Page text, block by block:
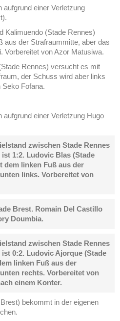
aufgrund einer Verletzung
Kalimuendo (Stade Rennes)
aus der Strafraummitte, aber das
Vorbereitet von Azor Matusiwa.
Rennes) versucht es mit
der Schuss wird aber links
Seko Fofana.
aufgrund einer Verletzung Hugo
zwischen Stade Rennes
1:2. Ludovic Blas (Stade
dem linken Fuß aus der
links. Vorbereitet von
Brest. Romain Del Castillo
Doumbia.
zwischen Stade Rennes
0:2. Ludovic Ajorque (Stade
linken Fuß aus der
rechts. Vorbereitet von
einem Konter.
bekommt in der eigenen